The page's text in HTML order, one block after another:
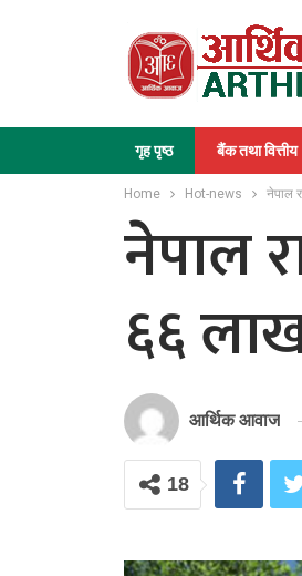
गृह पृष्ठ बैंक तथा वित्तीय
Home Hot-news नेपाल
नेपाल
६६
आर्थिक आवाज
18